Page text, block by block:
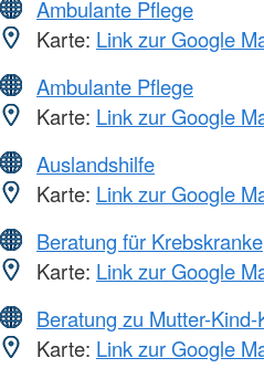
Ambulante Pflege
Karte: Link zur Google
Ambulante Pflege
Karte: Link zur Google
Auslandshilfe
Karte: Link zur Google
Beratung für Krebskranke
Karte: Link zur Google
Beratung zu Mutter-Kind-
Karte: Link zur Google